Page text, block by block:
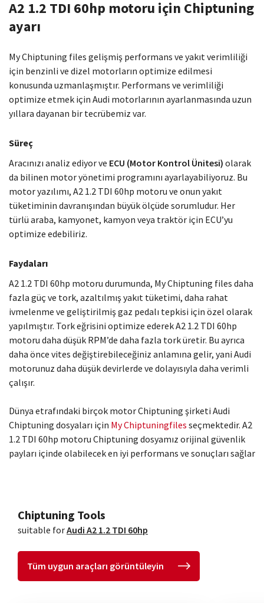
A2 1.2 TDI 60hp motoru için Chiptuning
ayarı
My Chiptuning files gelişmiş performans ve yakıt verimliliği
için benzinli ve dizel motorların optimize edilmesi
konusunda uzmanlaşmıştır. Performans ve verimliliği
optimize etmek için Audi motorlarının ayarlanmasında uzun
yıllara dayanan bir tecrübemiz var.
Süreç
Aracınızı analiz ediyor ve ECU (Motor Kontrol Ünitesi) olarak
da bilinen motor yönetimi programını ayarlayabiliyoruz. Bu
motor yazılımı, A2 1.2 TDI 60hp motoru ve onun yakıt
tüketiminin davranışından büyük ölçüde sorumludur. Her
türlü araba, kamyonet, kamyon veya traktör için ECU’yu
optimize edebiliriz.
Faydaları
A2 1.2 TDI 60hp motoru durumunda, My Chiptuning files daha
fazla güç ve tork, azaltılmış yakıt tüketimi, daha rahat
ivmelenme ve geliştirilmiş gaz pedalı tepkisi için özel olarak
yapılmıştır. Tork eğrisini optimize ederek A2 1.2 TDI 60hp
motoru daha düşük RPM’de daha fazla tork üretir. Bu ayrıca
daha önce vites değiştirebileceğiniz anlamına gelir, yani Audi
motorunuz daha düşük devirlerde ve dolayısıyla daha verimli
çalışır.
Dünya etrafındaki birçok motor Chiptuning şirketi Audi
Chiptuning dosyaları için My Chiptuningfiles seçmektedir. A2
1.2 TDI 60hp motoru Chiptuning dosyamız orijinal güvenlik
payları içinde olabilecek en iyi performans ve sonuçları sağlar
Chiptuning Tools
suitable forAudi A2 1.2 TDI 60hp
Tüm uygun araçları görüntüleyin